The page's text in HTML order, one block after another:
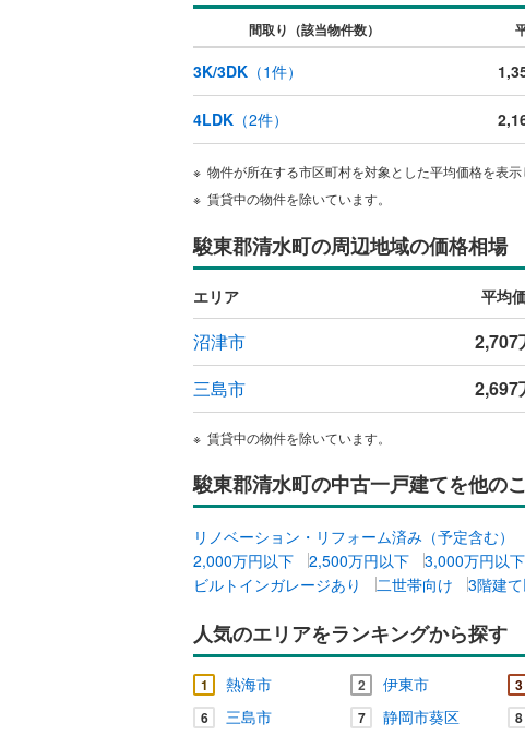
間取り（該当物件数）
3K/3DK （1件）
4LDK （2件）
物件が所在する市区町村を対象とした平均価格を表示
賃貸中の物件を除いています。
駿東郡清水町の周辺地域の価格相場
エリア 平均
沼津市 2,707
三島市 2,697
賃貸中の物件を除いています。
駿東郡清水町の中古一戸建てを他の
リノベーション・リフォーム済み（予定含む）
2,000万円以下
2,500万円以下 3,000万円以下
ビルトインガレージあり
二世帯向け 3階建
人気のエリアをランキングから探す
1 熱海市 2 伊東市 3
6 三島市 7 静岡市葵区 8
販売、価格、契
ウォークイン
バルコニー、庭
ウッドデッ
耐震、免震、
（0）
オンライン対応